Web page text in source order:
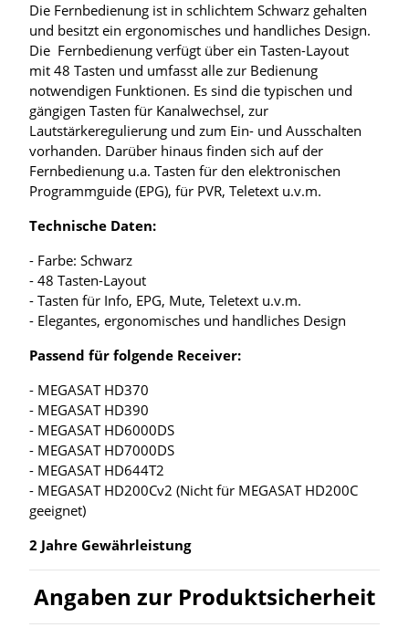
Die Fernbedienung ist in schlichtem Schwarz gehalten
und besitzt ein ergonomisches und handliches Design.
Die Fernbedienung verfügt über ein Tasten-Layout
mit 48 Tasten und umfasst alle zur Bedienung
notwendigen Funktionen. Es sind die typischen und
gängigen Tasten für Kanalwechsel, zur
Lautstärkeregulierung und zum Ein- und Ausschalten
vorhanden. Darüber hinaus finden sich auf der
Fernbedienung u.a. Tasten für den elektronischen
Programmguide (EPG), für PVR, Teletext u.v.m.
Technische Daten:
- Farbe: Schwarz
- 48 Tasten-Layout
- Tasten für Info, EPG, Mute, Teletext u.v.m.
- Elegantes, ergonomisches und handliches Design
Passend für folgende Receiver:
- MEGASAT HD370
- MEGASAT HD390
- MEGASAT HD6000DS
- MEGASAT HD7000DS
- MEGASAT HD644T2
- MEGASAT HD200Cv2 (Nicht für MEGASAT HD200C
geeignet)
2 Jahre Gewährleistung
Angaben zur Produktsicherheit